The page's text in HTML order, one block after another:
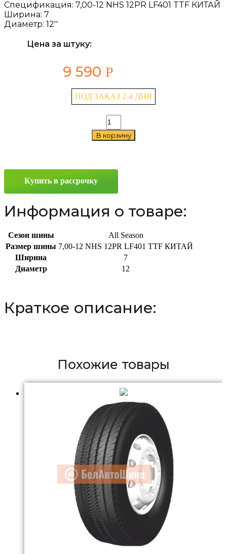
Спецификация: 7,00-12 NHS 12PR LF401 TTF КИТАЙ
Ширина: 7
Диаметр: 12''
Цена за штуку:
9 590 Р
ПОД ЗАКАЗ 2-4 ДНЯ
Количество
товара
LingLong
В корзину
Купить в рассрочку
Информация о товаре:
Сезон шины
All Season
Размер шины 7,00-12 NHS 12PR LF401 TTF КИТАЙ
Ширина
7
Диаметр
12
Краткое описание:
Похожие товары